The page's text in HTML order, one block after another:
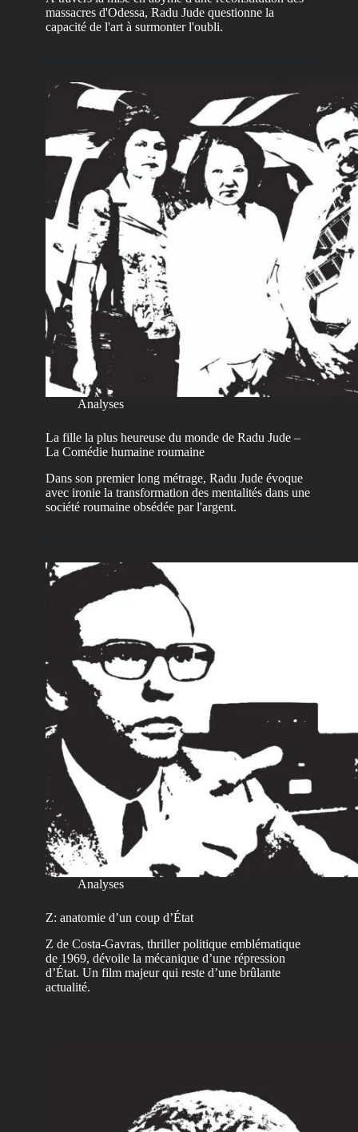
massacres d'Odessa, Radu Jude questionne la
capacité de l'art à surmonter l'oubli.
Analyses
La fille la plus heureuse du monde de Radu Jude –
La Comédie humaine roumaine
Dans son premier long métrage, Radu Jude évoque
avec ironie la transformation des mentalités dans une
société roumaine obsédée par l'argent.
Analyses
Z: anatomie d’un coup d’État
Z de Costa-Gavras, thriller politique emblématique
de 1969, dévoile la mécanique d’une répression
d’État. Un film majeur qui reste d’une brûlante
actualité.